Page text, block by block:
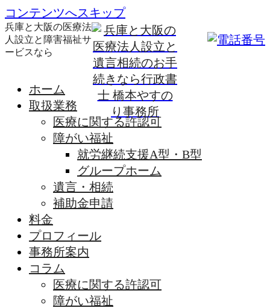
コンテンツへスキップ
兵庫と大阪の医療法
人設立と障害福祉サ
ービスなら
ホーム
取扱業務
医療に関する許認可
障がい福祉
就労継続支援A型・B型
グループホーム
遺言・相続
補助金申請
料金
プロフィール
事務所案内
コラム
医療に関する許認可
障がい福祉